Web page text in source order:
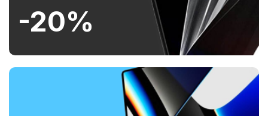
-20%